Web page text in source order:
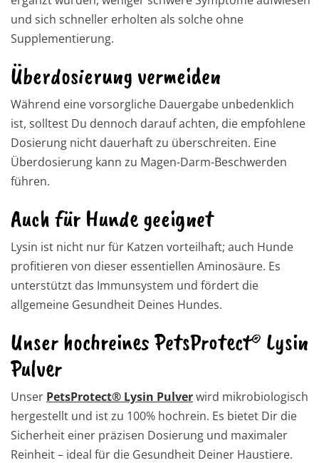
und sich schneller erholten als solche ohne
Supplementierung.
Überdosierung vermeiden
Während eine vorsorgliche Dauergabe unbedenklich
ist, solltest Du dennoch darauf achten, die empfohlene
Dosierung nicht dauerhaft zu überschreiten. Eine
Überdosierung kann zu Magen-Darm-Beschwerden
führen.
Auch für Hunde geeignet
Lysin ist nicht nur für Katzen vorteilhaft; auch Hunde
profitieren von dieser essentiellen Aminosäure. Es
unterstützt das Immunsystem und fördert die
allgemeine Gesundheit Deines Hundes.
Unser hochreines PetsProtect® Lysin
Pulver
Unser PetsProtect® Lysin Pulverwird mikrobiologisch
hergestellt und ist zu 100% hochrein. Es bietet Dir die
Sicherheit einer präzisen Dosierung und maximaler
Reinheit – ideal für die Gesundheit Deiner Haustiere.